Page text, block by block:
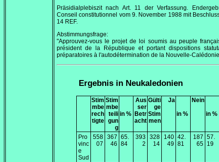
Präsidialplebiszit nach Art. 11 der Verfassung.
Conseil constitutionnel vom9. November 1988mit
14 REF.
Abstimmungsfrage:
"Approuvez-vous le projet de loi soumis au peuple
président de la République et portant dispositions
préparatoires à l'autodétermination de la Nouvelle-
Ergebnis in Neukaledonien
Stim
mbe
rech
tigte
Stim
mbe
teili
gun
g
in %
Aus
ser
Betr
acht
Gülti
ge
Stim
men
Ja
in %
Nein
in %
Pro
vinc
e
Sud
558
07
367
46
65.
84
393
2
328
14
140
49
42.
81
187
65
57.
19